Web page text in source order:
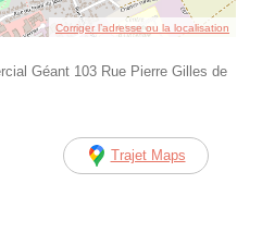
Corriger l’adresse ou la localisation
Géant 103 Rue Pierre Gilles de
Trajet Maps